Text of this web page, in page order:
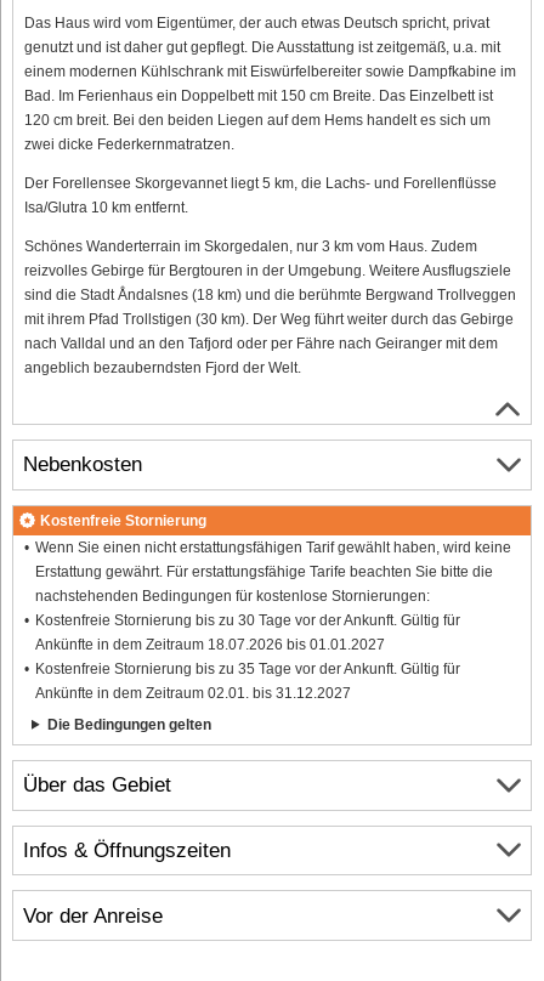
Das Haus wird vom Eigentümer, der auch etwas Deutsch spricht, privat
genutzt und ist daher gut gepflegt. Die Ausstattung ist zeitgemäß, u.a. mit
einem modernen Kühlschrank mit Eiswürfelbereiter sowie Dampfkabine im
Bad. Im Ferienhaus ein Doppelbett mit 150 cm Breite. Das Einzelbett ist
120 cm breit. Bei den beiden Liegen auf dem Hems handelt es sich um
zwei dicke Federkernmatratzen.
Der Forellensee Skorgevannet liegt 5 km, die Lachs- und Forellenflüsse
Isa/Glutra 10 km entfernt.
Schönes Wanderterrain im Skorgedalen, nur 3 km vom Haus. Zudem
reizvolles Gebirge für Bergtouren in der Umgebung. Weitere Ausflugsziele
sind die Stadt Åndalsnes (18 km) und die berühmte Bergwand Trollveggen
mit ihrem Pfad Trollstigen (30 km). Der Weg führt weiter durch das Gebirge
nach Valldal und an den Tafjord oder per Fähre nach Geiranger mit dem
angeblich bezauberndsten Fjord der Welt.
Über das Gebiet
Infos & Öffnungszeiten
Vor der Anreise
Nebenkosten
Kostenfreie Stornierung
Wenn Sie einen nicht erstattungsfähigen Tarif gewählt haben, wird keine
Erstattung gewährt. Für erstattungsfähige Tarife beachten Sie bitte die
nachstehenden Bedingungen für kostenlose Stornierungen:
Kostenfreie Stornierung bis zu 30 Tage vor der Ankunft. Gültig für
Ankünfte in dem Zeitraum 18.07.2026 bis 01.01.2027
Kostenfreie Stornierung bis zu 35 Tage vor der Ankunft. Gültig für
Ankünfte in dem Zeitraum 02.01. bis 31.12.2027
Die Bedingungen gelten